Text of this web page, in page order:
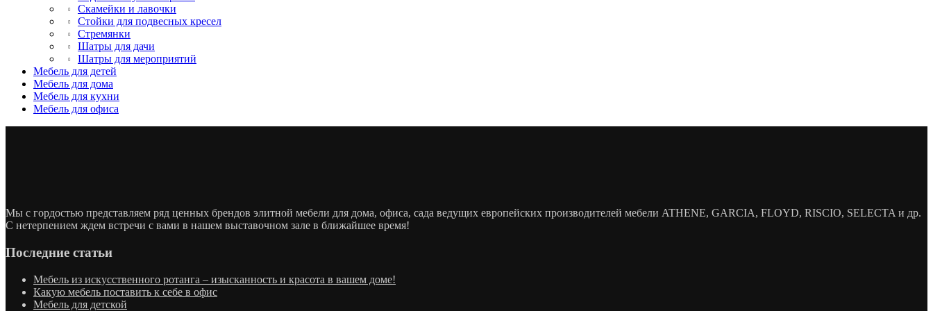
Скамейки и лавочки
Стойки для подвесных кресел
Стремянки
Шатры для дачи
Шатры для мероприятий
Мебель для детей
Мебель для дома
Мебель для кухни
Мебель для офиса
Мы с гордостью представляем ряд ценных брендов элитной мебели для дома, офиса, сада ведущих европейских производителей мебели ATHENE, GARCIA, FLOYD, RISCIO, SELECTA и др.
С нетерпением ждем встречи с вами в нашем выставочном зале в ближайшее время!
Последние статьи
Мебель из искусственного ротанга – изысканность и красота в вашем доме!
Какую мебель поставить к себе в офис
Мебель для детской